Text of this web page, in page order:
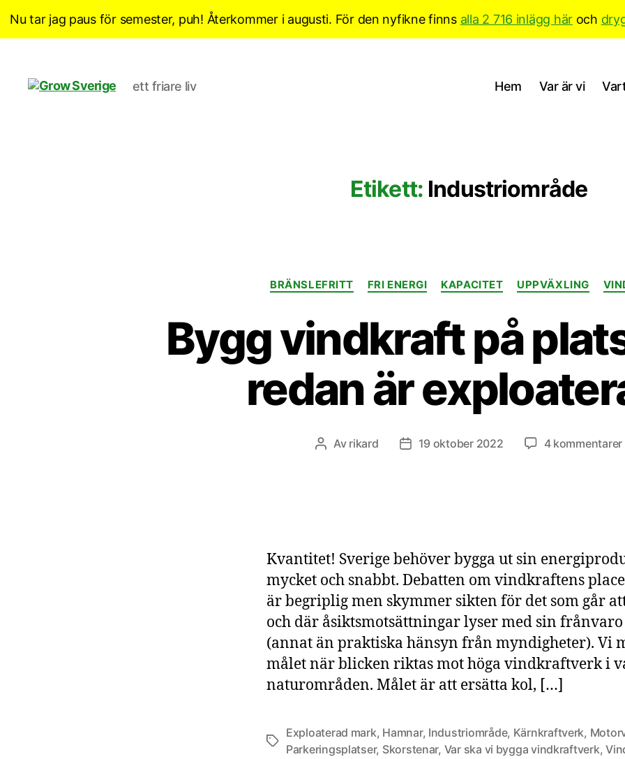
Nu tar jag paus för semester, puh! Återkommer i augusti. För den nyfikne finns alla 2 716 inlägg här och
ett friare liv Hem Var är vi
Etikett: Industriområde
Kategorier
BRÄNSLEFRITT FRI ENERGI KAPACITET UPPVÄXLING
Bygg vindkraft på
redan är
Inläggsförfattare
Av rikard Inläggsdatum
19 oktober 2022 4 kommentarer
Kvantitet! Sverige behöver bygga ut sin
mycket och snabbt. Debatten om vindkraftens
är begriplig men skymmer sikten för det som går
och där åsiktsmotsättningar lyser med sin frånvaro
(annat än praktiska hänsyn från myndigheter). Vi
målet när blicken riktas mot höga vindkraftverk i
naturområden. Målet är att ersätta kol, […]
Etiketter
Exploaterad mark, Hamnar, Industriområde, Kärnkraftverk,
Parkeringsplatser, Skorstenar, Var ska vi bygga vindkraftverk,